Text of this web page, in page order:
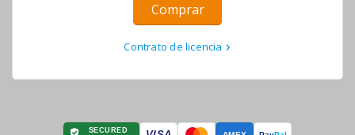
Comprar
Contrato de licencia